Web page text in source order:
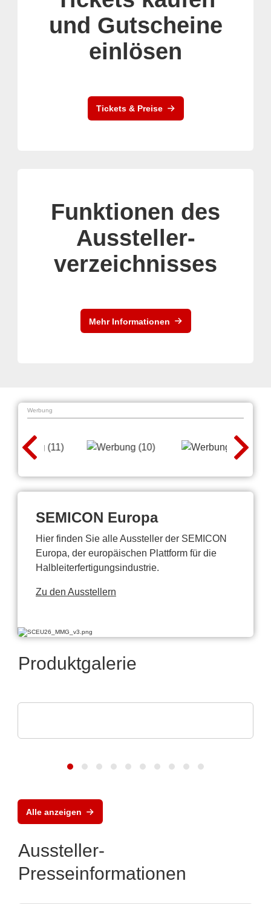
und Gutscheine
einlösen
Tickets & Preise
Funktionen des
Aussteller-
verzeichnisses
Mehr Informationen
Werbung
SEMICON Europa
Hier finden Sie alle Aussteller der SEMICON
Europa, der europäischen Plattform für die
Halbleiterfertigungsindustrie.
Zu den Ausstellern
Produktgalerie
Alle anzeigen
Aussteller-
Presseinformationen